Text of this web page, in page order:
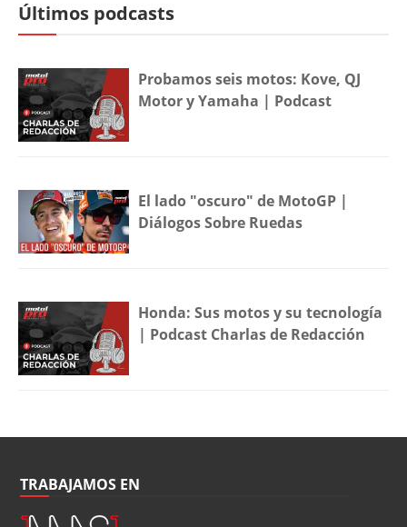
Últimos podcasts
Probamos seis motos: Kove, QJ
Motor y Yamaha | Podcast
El lado "oscuro" de MotoGP |
Diálogos Sobre Ruedas
Honda: Sus motos y su tecnología
| Podcast Charlas de Redacción
TRABAJAMOS EN